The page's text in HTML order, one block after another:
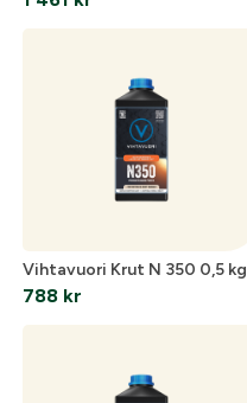
Vihtavuori Krut N 350 0,5 kg
788 kr